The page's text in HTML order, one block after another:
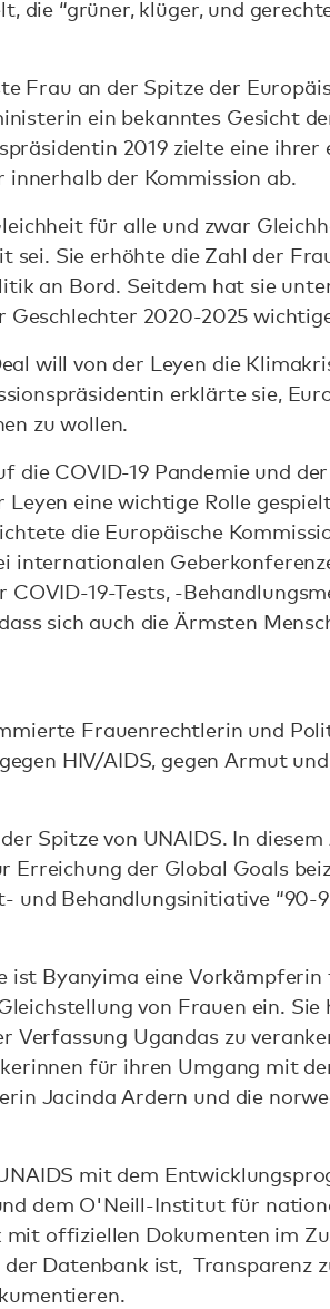
die “grüner, klüger, und
Frau an der Spitze der
ein bekanntes Gesicht
2019 zielte eine
innerhalb der Kommission ab.
für alle und zwar
Sie erhöhte die Zahl der
an Bord. Seitdem hat sie
Geschlechter 2020-2025
will von der Leyen die
erklärte sie,
zu wollen.
die COVID-19 Pandemie und
eine wichtige Rolle
die Europäische
internationalen
COVID-19-Tests, -
sich auch die Ärmsten
Frauenrechtlerin und
HIV/AIDS, gegen Armut
Spitze von UNAIDS. In
Erreichung der Global Goals
und Behandlungsinitiative
ist Byanyima eine
von Frauen ein.
Verfassung Ugandas zu
für ihren Umgang mit
Jacinda Ardern und die
mit dem
dem O'Neill-Institut für
mit offiziellen Dokumenten im
Datenbank ist, Transparenz